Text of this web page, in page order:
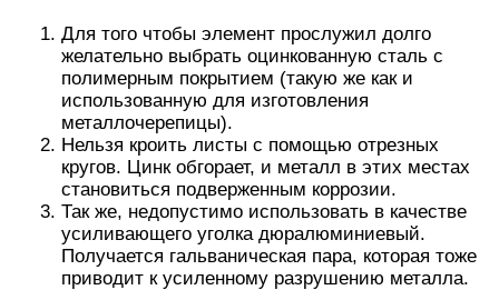
Для того чтобы элемент прослужил долго
желательно выбрать оцинкованную сталь с
полимерным покрытием (такую же как и
использованную для изготовления
металлочерепицы).
Нельзя кроить листы с помощью отрезных
кругов. Цинк обгорает, и металл в этих местах
становиться подверженным коррозии.
Так же, недопустимо использовать в качестве
усиливающего уголка дюралюминиевый.
Получается гальваническая пара, которая тоже
приводит к усиленному разрушению металла.